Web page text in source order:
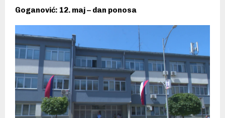
Goganović: 12. maj – dan ponosa